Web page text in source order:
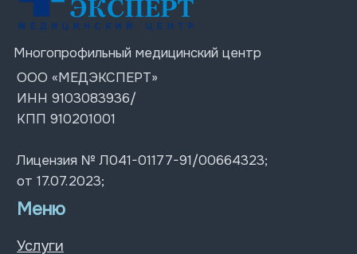
+7 (978) 576 38-88
Контакты
Политика конфиденциальности
ул. Ленина 4
ул. Толстого 12
Пн-Пт: 07:30 – 20:00;
Сб-Вс: 08:00 – 18:00
Акции
Блог
Контакты